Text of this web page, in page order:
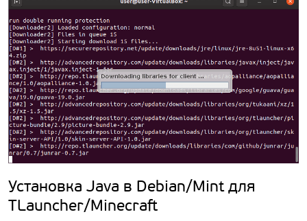
Установка Java в Debian/Mint для
TLauncher/Minecraft